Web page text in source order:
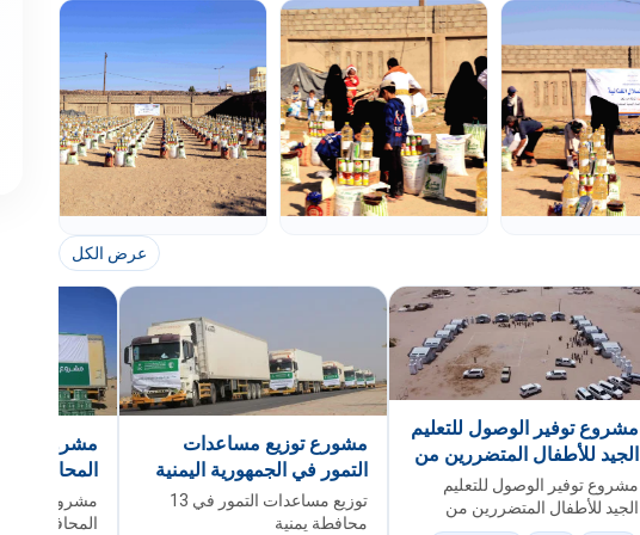
عرض الكل
مشروع توفير الوصول للتعليم
الجيد للأطفال المتضررين من
النزاع
مشروع توفير الوصول للتعليم
الجيد للأطفال المتضررين من
النزاع في مديرية الوادي (مخيم
مشورع توزيع مساعدات
التمور في الجمهورية اليمنية
للعام 2022
توزيع مساعدات التمور في 13
محافطة يمنية
مشروع
2022
مشروع الأمن